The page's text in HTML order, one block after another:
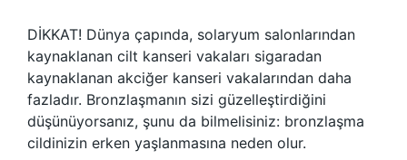
DİKKAT! Dünya çapında, solaryum salonlarından
kaynaklanan cilt kanseri vakaları sigaradan
kaynaklanan akciğer kanseri vakalarından daha
fazladır. Bronzlaşmanın sizi güzelleştirdiğini
düşünüyorsanız, şunu da bilmelisiniz: bronzlaşma
cildinizin erken yaşlanmasına neden olur.